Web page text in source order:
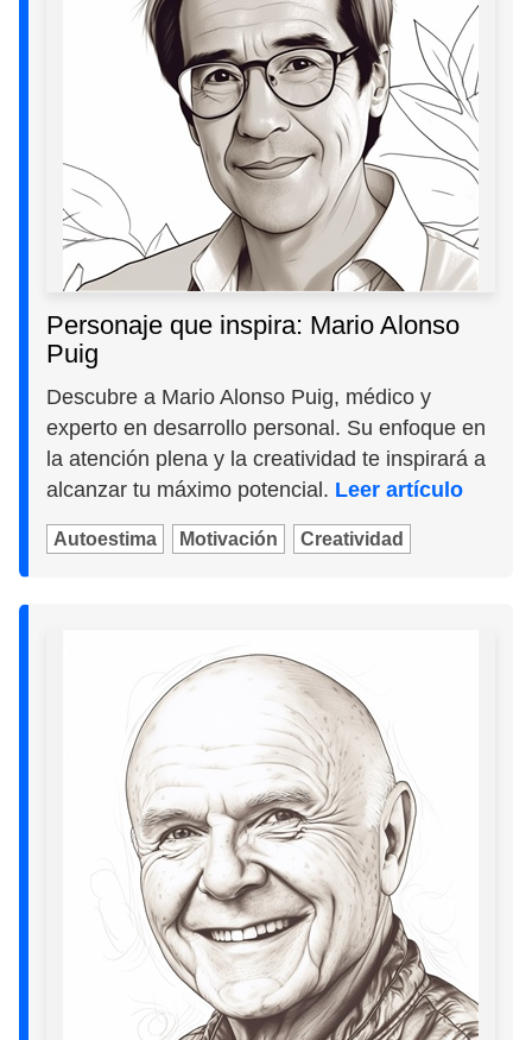
Personaje que inspira: Mario Alonso
Puig
Descubre a Mario Alonso Puig, médico y
experto en desarrollo personal. Su enfoque en
la atención plena y la creatividad te inspirará a
alcanzar tu máximo potencial. Leer artículo
Autoestima Motivación Creatividad